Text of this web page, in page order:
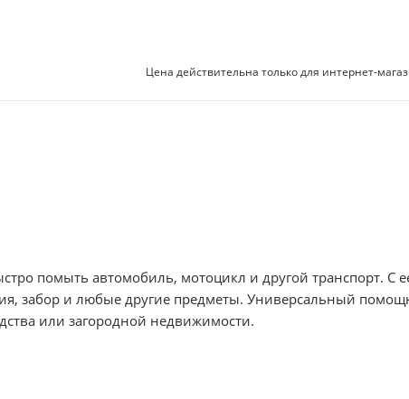
Цена действительна только для интернет-
помыть автомобиль, мотоцикл и другой транспорт. С
забор и любые другие предметы. Универсальный
или загородной недвижимости.